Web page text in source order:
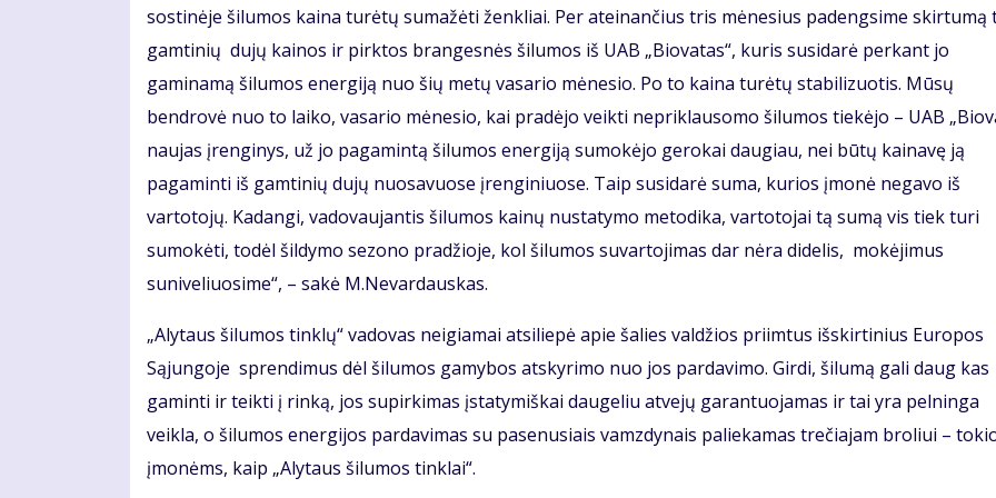
sostinėje šilumos kaina turėtų sumažėti ženkliai. Per ateinančius tris mėnesius padengsime skirtumą
gamtinių dujų kainos ir pirktos brangesnės šilumos iš UAB „Biovatas“, kuris susidarė perkant jo
gaminamą šilumos energiją nuo šių metų vasario mėnesio. Po to kaina turėtų stabilizuotis. Mūsų
bendrovė nuo to laiko, vasario mėnesio, kai pradėjo veikti nepriklausomo šilumos tiekėjo – UAB
naujas įrenginys, už jo pagamintą šilumos energiją sumokėjo gerokai daugiau, nei būtų kainavę ją
pagaminti iš gamtinių dujų nuosavuose įrenginiuose. Taip susidarė suma, kurios įmonė negavo iš
vartotojų. Kadangi, vadovaujantis šilumos kainų nustatymo metodika, vartotojai tą sumą vis tiek turi
sumokėti, todėl šildymo sezono pradžioje, kol šilumos suvartojimas dar nėra didelis, mokėjimus
suniveliuosime“, – sakė M.Nevardauskas.
„Alytaus šilumos tinklų“ vadovas neigiamai atsiliepė apie šalies valdžios priimtus išskirtinius Europos
Sąjungoje sprendimus dėl šilumos gamybos atskyrimo nuo jos pardavimo. Girdi, šilumą gali daug kas
gaminti ir teikti į rinką, jos supirkimas įstatymiškai daugeliu atvejų garantuojamas ir tai yra pelninga
veikla, o šilumos energijos pardavimas su pasenusiais vamzdynais paliekamas trečiajam broliui –
įmonėms, kaip „Alytaus šilumos tinklai“.